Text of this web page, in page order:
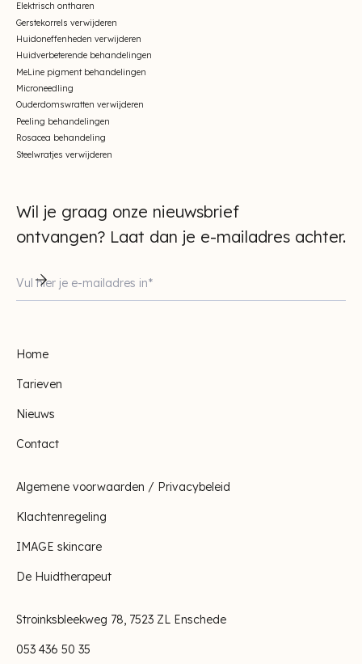
Elektrisch ontharen
Gerstekorrels verwijderen
Huidoneffenheden verwijderen
Huidverbeterende behandelingen
MeLine pigment behandelingen
Microneedling
Ouderdomswratten verwijderen
Peeling behandelingen
Rosacea behandeling
Steelwratjes verwijderen
Wil je graag onze nieuwsbrief
ontvangen? Laat dan je e-mailadres achter.
Home
Tarieven
Nieuws
Contact
Algemene voorwaarden / Privacybeleid
Klachtenregeling
IMAGE skincare
De Huidtherapeut
Stroinksbleekweg 78, 7523 ZL Enschede
053 436 50 35